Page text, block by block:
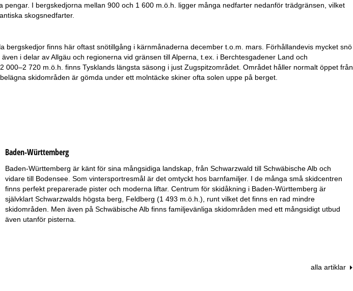
I bergskedjorna mellan 900 och 1 600 m.ö.h. ligger många nedfarter nedanför trädgränsen, vilket
skogsnedfarter.
bergskedjor finns här oftast snötillgång i kärnmånaderna december t.o.m. mars. Förhållandevis mycket snö
i delar av Allgäu och regionerna vid gränsen till Alperna, t.ex. i Berchtesgadener Land och
000–2 720 m.ö.h. finns Tysklands längsta säsong i just Zugspitzområdet. Området håller normalt öppet från
skidområden är gömda under ett molntäcke skiner ofta solen uppe på berget.
Baden-Württemberg
Baden-Württemberg är känt för sina mångsidiga landskap, från Schwarzwald till Schwäbische Alb och
vidare till Bodensee. Som vintersportresmål är det omtyckt hos barnfamiljer. I de många små skidcentren
finns perfekt preparerade pister och moderna liftar. Centrum för skidåkning i Baden-Württemberg är
självklart Schwarzwalds högsta berg, Feldberg (1 493 m.ö.h.), runt vilket det finns en rad mindre
skidområden. Men även på Schwäbische Alb finns familjevänliga skidområden med ett mångsidigt utbud
även utanför pisterna.
alla artiklar